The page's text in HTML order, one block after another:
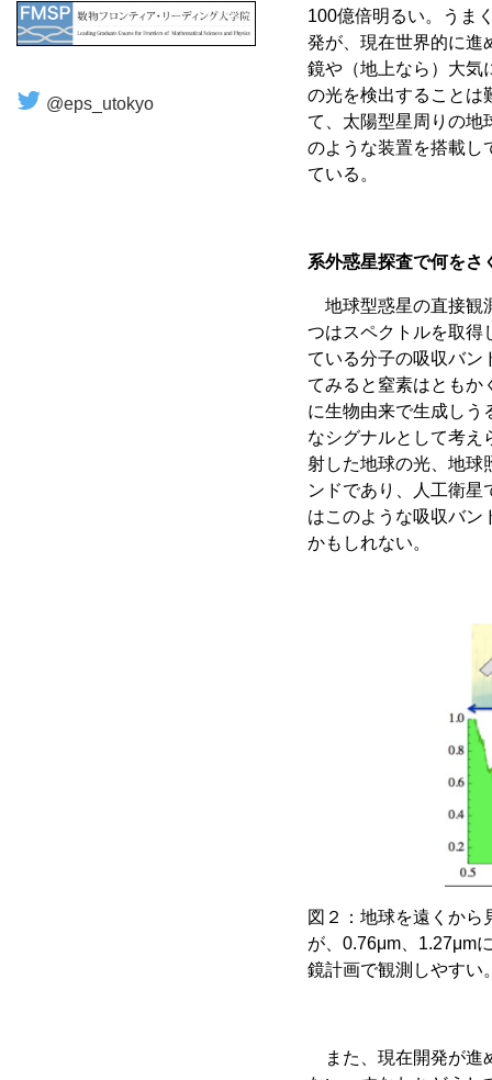
@eps_utokyo
100億倍明るい。うま
発が、現在世界的に進
鏡や（地上なら）大気
の光を検出することは
て、太陽型星周りの地
のような装置を搭載し
ている。
系外惑星探査で何をさ
地球型惑星の直接観
つはスペクトルを取得
ている分子の吸収バン
てみると窒素はともか
に生物由来で生成しう
なシグナルとして考え
射した地球の光、地球
ンドであり、人工衛星
はこのような吸収バン
かもしれない。
図２：地球を遠くから
が、0.76μm、1.27μm
鏡計画で観測しやすい
また、現在開発が進